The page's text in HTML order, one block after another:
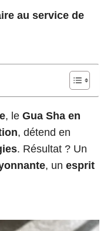
au service de
, le Gua Sha en
, détend en
. Résultat ? Un
, un esprit